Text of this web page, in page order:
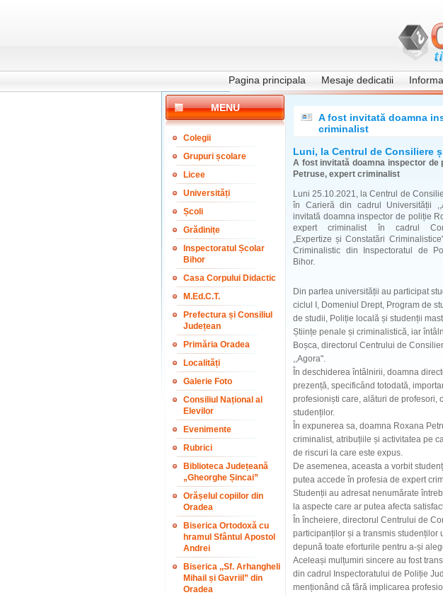
Pagina principala Mesaje dedicatii
MENU
Colegii
Grupuri școlare
Licee
Universități
Școli
Grădinițe
Inspectoratul Școlar
Bihor
Casa Corpului Didactic
M.Ed.C.T.
Prefectura și Consiliul
Județean
Primăria Oradea
Localități
Galerie Foto
Consiliul Național al
Elevilor
Evenimente
Rubrici
Biblioteca Județeană
„Gheorghe Șincai”
Orășelul copiilor din
Oradea
Biserica Ortodoxă cu
hramul Sfântul Apostol
Andrei
Biserica ,,Sf. Arhangheli
Mihail și Gavriil” din
Oradea
A fost invitată doamna
criminalist
Luni, la Centrul de Consiliere
A fost invitată doamna inspector de
Petruse, expert criminalist
Luni 25.10.2021, la Centrul de
în Carieră din cadrul Universității
invitată doamna inspector de poliție
expert criminalist în cadrul
„Expertize și Constatări
Criminalistic din Inspectoratul de
Bihor.
Din partea universității au participat
ciclul I, Domeniul Drept, Program de
de studii, Poliție locală și studenții
Științe penale și criminalistică, iar
Boșca, directorul Centrului de
,,Agora".
În deschiderea întâlnirii, doamna
prezență, specificând totodată,
profesioniști care, alături de profesori,
studenților.
În expunerea sa, doamna Roxana
criminalist, atribuțiile și activitatea pe
de riscuri la care este expus.
De asemenea, aceasta a vorbit
putea accede în profesia de expert
Studenții au adresat nenumărate
la aspecte care ar putea afecta
În încheiere, directorul Centrului de
participanților și a transmis
depună toate eforturile pentru a-și
Aceleași mulțumiri sincere au fost
din cadrul Inspectoratului de Poliție
menționând că fără implicarea